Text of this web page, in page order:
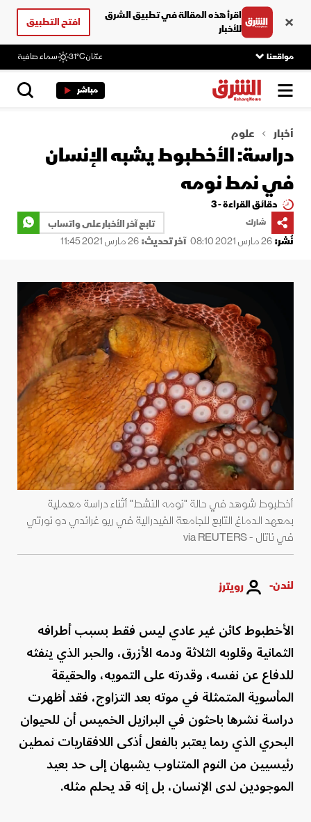
اقرأ هذه المقالة في تطبيق الشرق
للأخبار
افتح التطبيق
مواقعنا عمّان31°C سماء صافية
مباشر
أخبار علوم
دراسة: الأخطبوط يشبه الإنسان
في نمط نومه
دقائق القراءة - 3
شارك
تابع آخر الأخبار على واتساب
نُشر:26 مارس 2021 08:10 آخر تحديث:26 مارس 2021 11:45
أخطبوط شوهد في حالة "نومه النشط" أثناء دراسة معملية
بمعهد الدماغ التابع للجامعة الفيدرالية في ريو غراندي دو نورتي
في ناتال - via REUTERS
لندن- رويترز
الأخطبوط كائن غير عادي ليس فقط بسبب أطرافه
الثمانية وقلوبه الثلاثة ودمه الأزرق، والحبر الذي ينفثه
للدفاع عن نفسه، وقدرته على التمويه، والحقيقة
المأسوية المتمثلة في موته بعد التزاوج، فقد أظهرت
دراسة نشرها باحثون في البرازيل الخميس أن للحيوان
البحري الذي ربما يعتبر بالفعل أذكى اللافقاريات نمطين
رئيسيين من النوم المتناوب يشبهان إلى حد بعيد
الموجودين لدى الإنسان، بل إنه قد يحلم مثله.